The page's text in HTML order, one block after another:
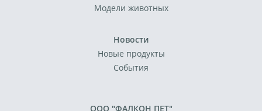
Модели животных
Новости
Новые продукты
События
ООО "ФАЛКОН ПЕТ"